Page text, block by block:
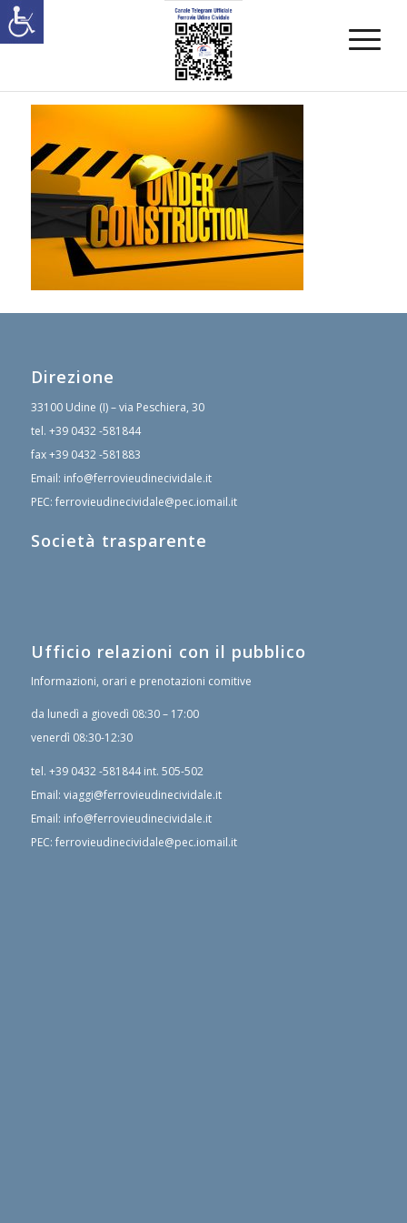
Direzione
33100 Udine (I) – via Peschiera, 30
tel. +39 0432 -581844
fax+39 0432 -581883
Email: info@ferrovieudinecividale.it
PEC: ferrovieudinecividale@pec.iomail.it
Società trasparente
Ufficio relazioni con il pubblico
Informazioni, orari e prenotazioni comitive
da lunedì a giovedì 08:30 – 17:00
venerdì 08:30-12:30
tel. +39 0432 -581844int. 505-502
Email: viaggi@ferrovieudinecividale.it
Email: info@ferrovieudinecividale.it
PEC: ferrovieudinecividale@pec.iomail.it